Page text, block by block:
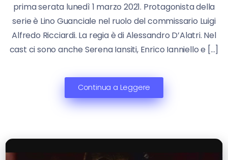
prima serata lunedì 1 marzo 2021. Protagonista della
serie è Lino Guanciale nel ruolo del commissario Luigi
Alfredo Ricciardi. La regia è di Alessandro D’Alatri. Nel
cast ci sono anche Serena Iansiti, Enrico Ianniello e […]
Continua a Leggere